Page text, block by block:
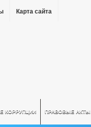
Карта сайта
КОРРУПЦИИ ПРАВОВЫЕ АКТЫ